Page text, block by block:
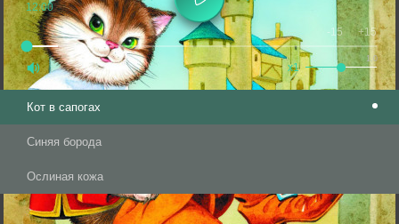
12:00
1.0
x1
-15 +15
Кот в сапогах
Синяя борода
Ослиная кожа